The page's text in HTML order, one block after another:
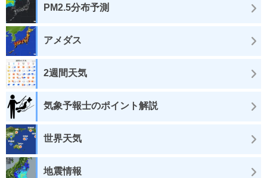
PM2.5分布予測
アメダス
2週間天気
気象予報士のポイント解説
世界天気
地震情報